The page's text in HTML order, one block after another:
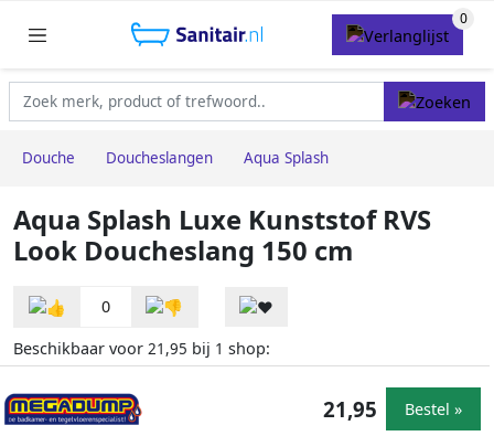
Douche Doucheslangen Aqua Splash
Aqua Splash Luxe Kunststof RVS
Look Doucheslang 150 cm
0
Beschikbaar voor 21,95 bij 1 shop:
21,95 Bestel »